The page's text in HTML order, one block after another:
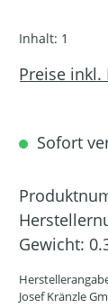
Inhalt: 1
Preise inkl.
Sofort
Gewicht:
Josef Kränzle